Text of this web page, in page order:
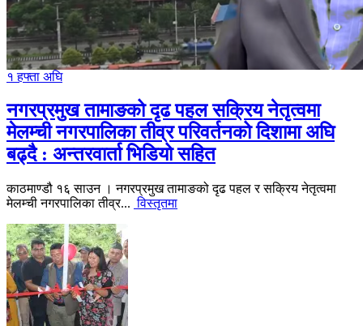
१ हफ्ता अघि
नगरप्रमुख तामाङको दृढ पहल सक्रिय नेतृत्वमा
मेलम्ची नगरपालिका तीव्र परिवर्तनको दिशामा अघि
बढ्दै : अन्तरवार्ता भिडियो सहित
काठमाण्डौ १६ साउन । नगरप्रमुख तामाङको दृढ पहल र सक्रिय नेतृत्वमा
मेलम्ची नगरपालिका तीव्र... विस्तृतमा